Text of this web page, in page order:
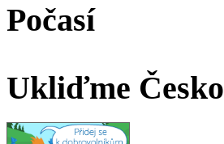
Počasí
Ukliďme Česko